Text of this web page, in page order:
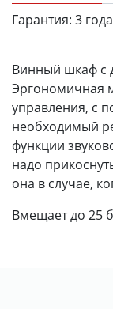
Гарантия: 3 года
Винный шкаф с
Эргономичная
управления, с
необходимый
функции
надо
она в случае,
Вмещает до 25